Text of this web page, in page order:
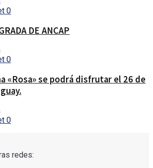
0
DE ANCAP
0
«Rosa» se podrá disfrutar el 26 de
0
redes: